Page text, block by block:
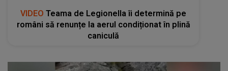
VIDEO Teama de Legionella îi determină pe
români să renunțe la aerul condiționat în plină
caniculă